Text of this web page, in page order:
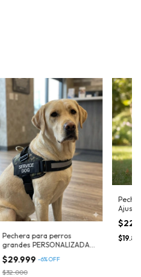
Pechera para perros
grandes PERSONALIZADA
(a partir de 15 kilos aprox) -
Nombre, Tel, Service Dog,
Asistencia, Etc
$29.999 -6%OFF
$32.000
Ajuste